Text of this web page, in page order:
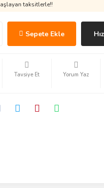
taksitlerle!!
Sepete Ekle
Tavsiye Et Yorum Yaz